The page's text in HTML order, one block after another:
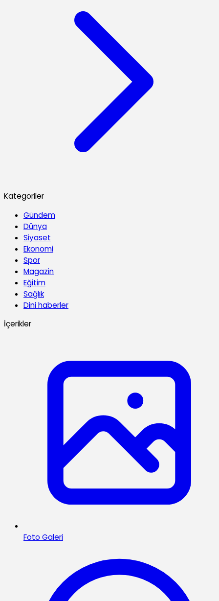
Kategoriler
Gündem
Dünya
Siyaset
Ekonomi
Spor
Magazin
Eğitim
Sağlık
Dini haberler
İçerikler
Foto Galeri